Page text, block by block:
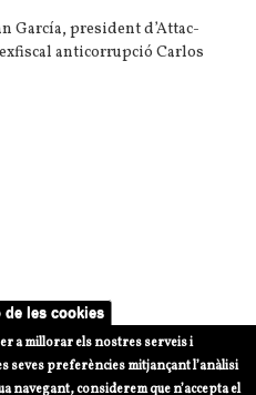
García, president d’Attac-
anticorrupció Carlos
de les cookies
a millorar els nostres serveis i
seves preferències mitjançant l’anàlisi
navegant, considerem que n’accepta el